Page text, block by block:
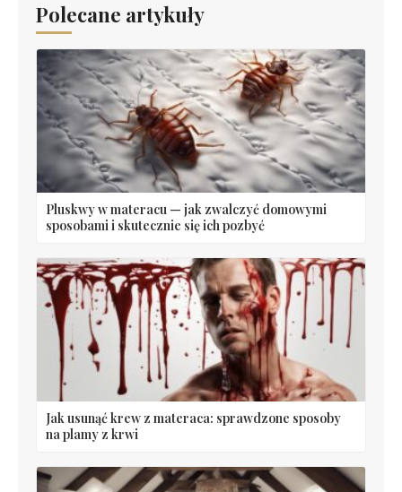
Polecane artykuły
Pluskwy w materacu — jak zwalczyć domowymi
sposobami i skutecznie się ich pozbyć
Jak usunąć krew z materaca: sprawdzone sposoby
na plamy z krwi